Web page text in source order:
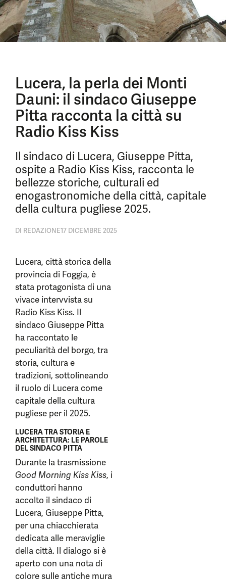
Lucera, la perla dei Monti
Dauni: il sindaco Giuseppe
Pitta racconta la città su
Radio Kiss Kiss
Il sindaco di Lucera, Giuseppe Pitta,
ospite a Radio Kiss Kiss, racconta le
bellezze storiche, culturali ed
enogastronomiche della città, capitale
della cultura pugliese 2025.
DI REDAZIONE17 DICEMBRE 2025
Lucera, città storica della
provincia di Foggia, è
stata protagonista di una
vivace intervvista su
Radio Kiss Kiss. Il
sindaco Giuseppe Pitta
ha raccontato le
peculiarità del borgo, tra
storia, cultura e
tradizioni, sottolineando
il ruolo di Lucera come
capitale della cultura
pugliese per il 2025.
LUCERA TRA STORIA E
ARCHITETTURA: LE PAROLE
DEL SINDACO PITTA
Durante la trasmissione
Good Morning Kiss Kiss, i
conduttori hanno
accolto il sindaco di
Lucera, Giuseppe Pitta,
per una chiacchierata
dedicata alle meraviglie
della città. Il dialogo si è
aperto con una nota di
colore sulle antiche mura